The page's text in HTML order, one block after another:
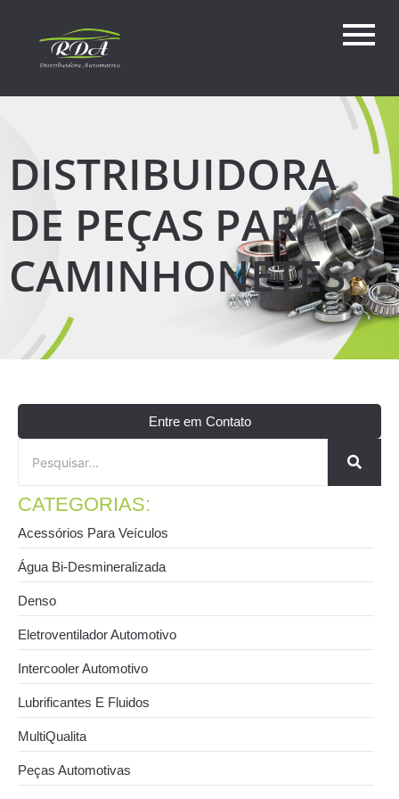
DISTRIBUIDORA
DE PEÇAS PARA
CAMINHONETES
Entre em Contato
CATEGORIAS:
Acessórios Para Veículos
Água Bi-Desmineralizada
Denso
Eletroventilador Automotivo
Intercooler Automotivo
Lubrificantes E Fluidos
MultiQualita
Peças Automotivas